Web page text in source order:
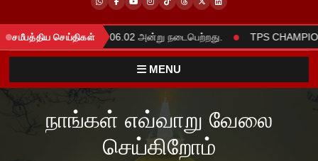
சமீபத்திய செய்திகள்
நிகழ்வு 2025.06.02 அன்று நடைபெற்றது. TPS
MENU
நாங்கள் எவ்வாறு வேலை
செய்கிறோம்